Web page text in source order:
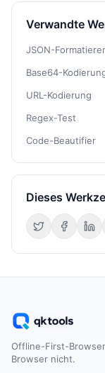
Verwandte
JSON-Formatierer
Base64-
URL-Kodierung
Regex-Test
Code-Beautifier
Dieses
Offline-First-
Browser nicht.